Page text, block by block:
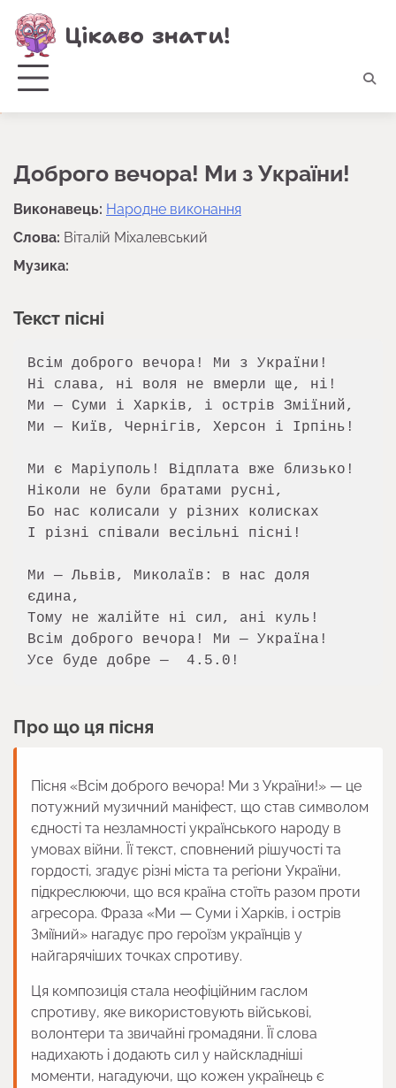
Перейти
до
вмісту
Цікаво знати!
Доброго вечора! Ми з України!
Виконавець: Народне виконання
Слова: Віталій Міхалевський
Музика:
Текст пісні
Всім доброго вечора! Ми з України!
Ні слава, ні воля не вмерли ще, ні!
Ми — Суми і Харків, і острів Зміїний,
Ми — Київ, Чернігів, Херсон і Ірпінь!
Ми є Маріуполь! Відплата вже близько!
Ніколи не були братами русні,
Бо нас колисали у різних колисках
І різні співали весільні пісні!
Ми — Львів, Миколаїв: в нас доля
єдина,
Тому не жалійте ні сил, ані куль!
Всім доброго вечора! Ми — Україна!
Усе буде добре —  4.5.0!
Про що ця пісня
Пісня «Всім доброго вечора! Ми з України!» — це
потужний музичний маніфест, що став символом
єдності та незламності українського народу в
умовах війни. Її текст, сповнений рішучості та
гордості, згадує різні міста та регіони України,
підкреслюючи, що вся країна стоїть разом проти
агресора. Фраза «Ми — Суми і Харків, і острів
Зміїний» нагадує про героїзм українців у
найгарячіших точках спротиву.
Ця композиція стала неофіційним гаслом
спротиву, яке використовують військові,
волонтери та звичайні громадяни. Її слова
надихають і додають сил у найскладніші
моменти, нагадуючи, що кожен українець є